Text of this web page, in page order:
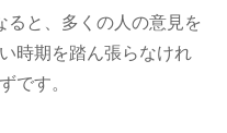
ると、多くの人の意見を
時期を踏ん張らなけれ
です。